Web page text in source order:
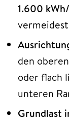
1.600
den
oder flach
unteren
Grundlast